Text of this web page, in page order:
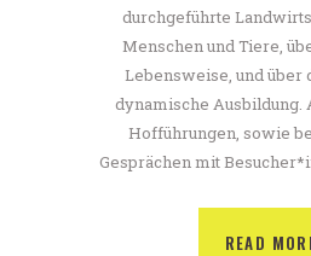
durchgeführte
Menschen und Tiere,
Lebensweise, und über
dynamische Ausbildung.
Hofführungen, sowie
Gesprächen mit
READ